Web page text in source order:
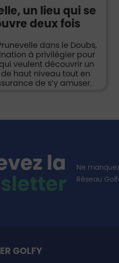
un lieu qui se
deux fois
dans le Doubs,
à privilégier pour
veulent découvrir un
haut niveau tout en
de s’y amuser.
la
Ne
Réseau
GOLFY